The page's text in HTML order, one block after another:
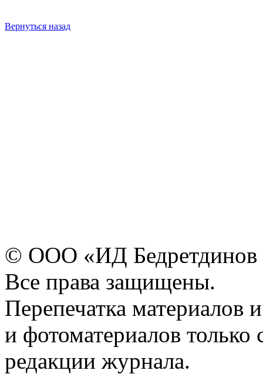
Вернуться назад
© ООО «ИД
Все права защищены.
Перепечатка материалов
и фотоматериалов
редакции журнала.